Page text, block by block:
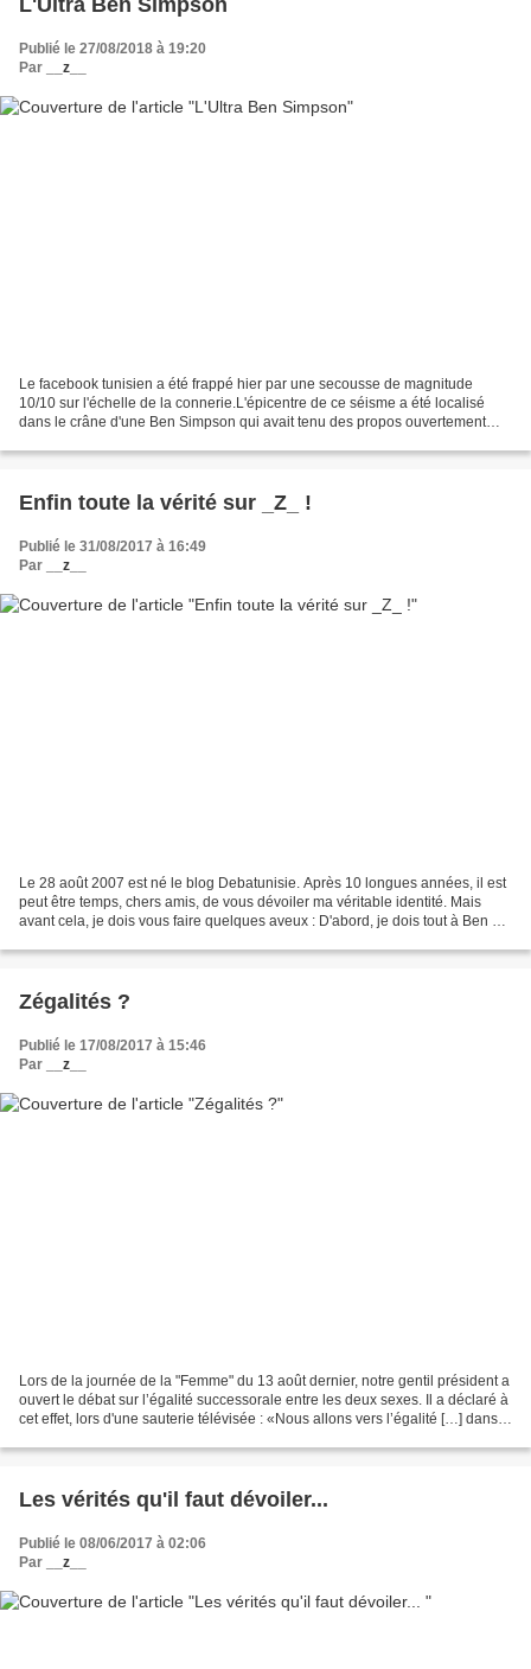
Publié le 27/08/2018 à 19:20
Par
__z__
Le facebook tunisien a été frappé hier par une secousse de magnitude
10/10 sur l'échelle de la connerie.L'épicentre de ce séisme a été localisé
dans le crâne d'une Ben Simpson qui avait tenu des propos ouvertement
Enfin toute la vérité sur _Z_ !
Publié le 31/08/2017 à 16:49
Par
__z__
Le 28 août 2007 est né le blog Debatunisie. Après 10 longues années, il est
peut être temps, chers amis, de vous dévoiler ma véritable identité. Mais
avant cela, je dois vous faire quelques aveux : D'abord, je dois tout à Ben Ali.
Zégalités ?
Publié le 17/08/2017 à 15:46
Par
__z__
Lors de la journée de la "Femme" du 13 août dernier, notre gentil président a
ouvert le débat sur l’égalité successorale entre les deux sexes. Il a déclaré à
cet effet, lors d'une sauterie télévisée : «Nous allons vers l’égalité […] dans
Les vérités qu'il faut dévoiler...
Publié le 08/06/2017 à 02:06
Par
__z__